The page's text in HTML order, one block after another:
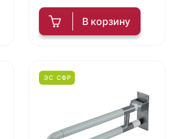
В корзину
ЭС СФР